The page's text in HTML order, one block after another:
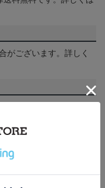
がございます。詳しく
およびスマートフォン
際の商品の色と異なっ
了承ください。
ザインなどの仕様が予